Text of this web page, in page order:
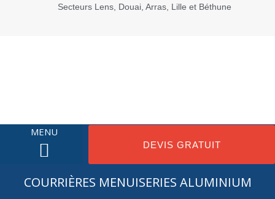
Secteurs Lens, Douai, Arras, Lille et Béthune
MENU
DEVIS GRATUIT
COURRIÈRES MENUISERIES ALUMINIUM